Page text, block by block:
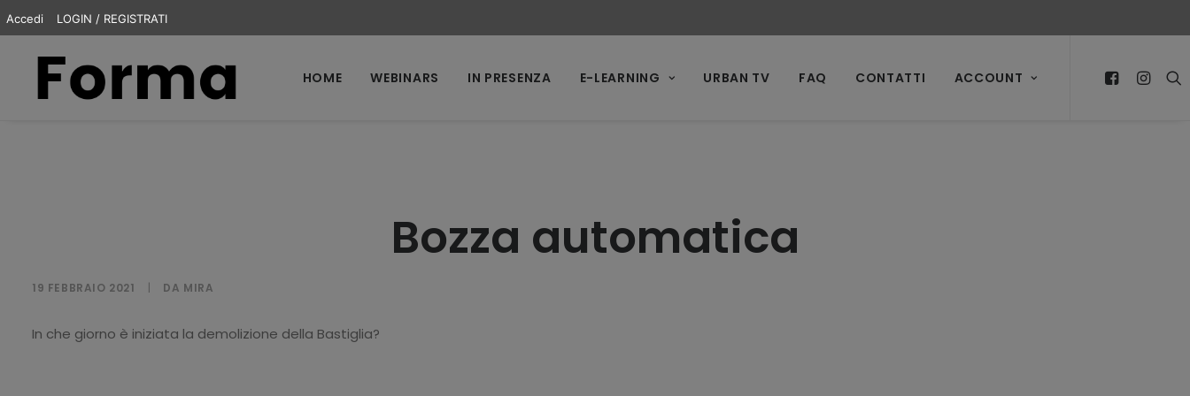
Accedi LOGIN / REGISTRATI
HOME WEBINARS IN PRESENZA E-LEARNING URBAN TV FAQ CONTATTI ACCOUNT
Bozza automatica
19 FEBBRAIO 2021 DA MIRA
In che giorno è iniziata la demolizione della Bastiglia?